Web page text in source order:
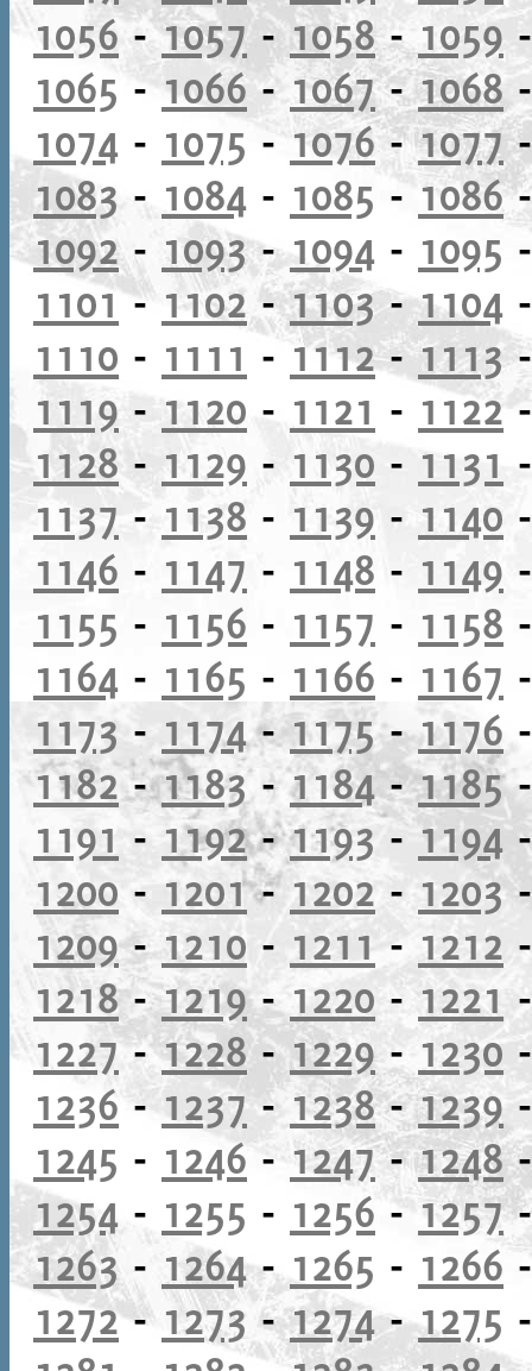
1056-1057-1058- 1059
1065 -1066- 1067-1068
1074 - 1075 -1076-1077
1083- 1084 - 1085 - 1086
1092- 1093-1094 - 1095
1101- 1102-1103-1104
1110 - 1111 - 1112-1113
1119-1120 - 1121 - 1122
1128- 1129 - 1130 - 1131
1137 - 1138 - 1139 - 1140
1146 - 1147 - 1148 - 1149
1155 - 1156 - 1157 - 1158
1164 - 1165 - 1166 - 1167
1173- 1174-1175-1176
1182-1183-1184-1185
1191 - 1192-1193-1194
1200 - 1201-1202- 1203
1209-1210 - 1211- 1212
1218-1219-1220- 1221
1227-1228-1229- 1230
1236-1237- 1238-1239
1245 - 1246-1247-1248
1254 - 1255 - 1256 -1257
1263- 1264- 1265 - 1266
1272- 1273-1274-1275